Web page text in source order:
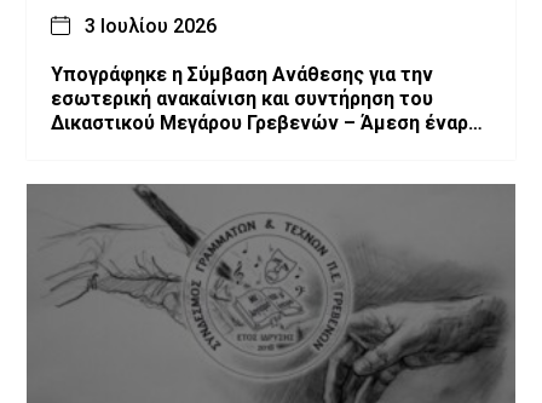
3 Ιουλίου 2026
Υπογράφηκε η Σύμβαση Ανάθεσης για την
εσωτερική ανακαίνιση και συντήρηση του
Δικαστικού Μεγάρου Γρεβενών – Άμεση έναρξη